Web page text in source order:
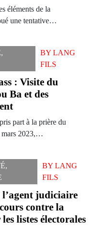
éléments de la
une tentative…
,
BYLANG
FILS
: Visite du
Ba et des
part à la prière du
mars 2023,…
,
BY LANG
FILS
judiciaire
contre la
listes électorales